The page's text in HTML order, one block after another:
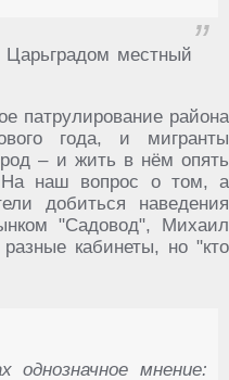
местный
патрулирование района
года, и мигранты
– и жить в нём опять
На наш вопрос о том, а
добиться наведения
"Садовод", Михаил
кабинеты, но "кто
однозначное мнение: